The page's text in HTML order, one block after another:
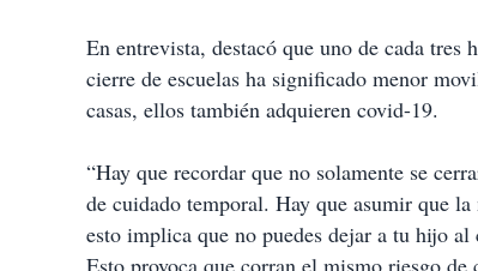
En entrevista, destacó que uno de cada tres
cierre de escuelas ha significado menor
casas, ellos también adquieren covid-19.
“Hay que recordar que no solamente se
de cuidado temporal. Hay que asumir que
esto implica que no puedes dejar a tu hijo
Esto provoca que corran el mismo riesgo de